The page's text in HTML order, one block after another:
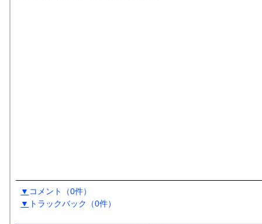
▼ コメント
（0件）
▼ トラックバック （0件）